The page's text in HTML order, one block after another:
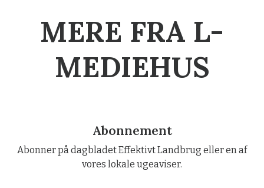
MERE FRA L-
MEDIEHUS
Abonnement
Abonner på dagbladet Effektivt Landbrug eller en af
vores lokale ugeaviser.